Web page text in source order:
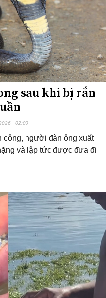
sau khi bị rắn
| 02:00
công, người đàn ông xuất
và lập tức được đưa đi